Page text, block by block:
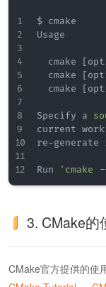
$ cmake
Usage
  cmake
[
  cmake
[
  cmake
[
Specify a
current
re-
Run 'cmake
3. CMake的
CMake官方提供的使